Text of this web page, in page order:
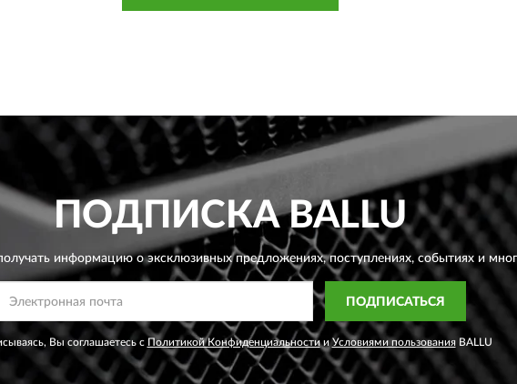
ПОДПИСКАBALLU
информацию о эксклюзивных предложениях,поступлениях, событиях и
ПОДПИСАТЬСЯ
Вы соглашаетесь с Политикой Конфиденциальности иУсловиями пользованияBALLU